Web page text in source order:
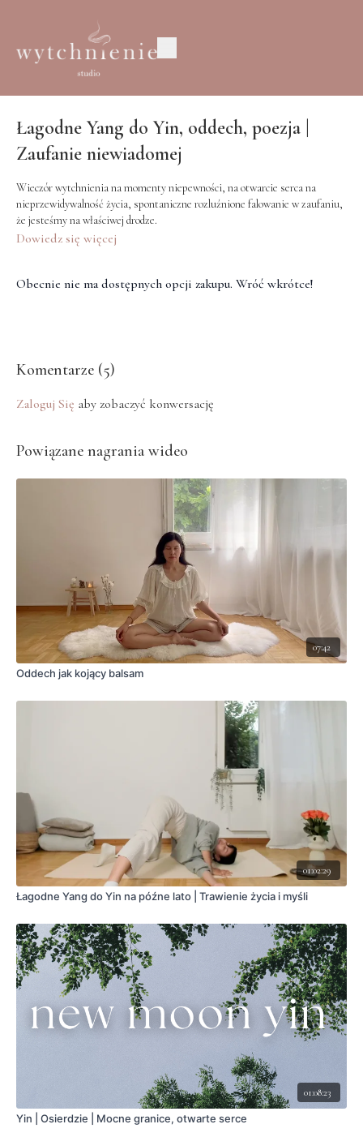
Łagodne Yang do Yin, oddech, poezja |
Zaufanie niewiadomej
Wieczór wytchnienia na momenty niepewności, na otwarcie serca na
nieprzewidywalność życia, spontaniczne rozluźnione falowanie w zaufaniu,
że jesteśmy na właściwej drodze.
Dowiedz się więcej
Obecnie nie ma dostępnych opcji zakupu. Wróć wkrótce!
Komentarze (5)
Zaloguj Się aby zobaczyć konwersację
Powiązane nagrania wideo
07:42
Oddech jak kojący balsam
01:02:29
Łagodne Yang do Yin na późne lato | Trawienie życia i myśli
01:08:23
Yin | Osierdzie | Mocne granice, otwarte serce